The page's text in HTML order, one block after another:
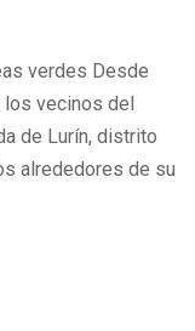
verdes Desde
los vecinos del
de Lurín, distrito
alrededores de su